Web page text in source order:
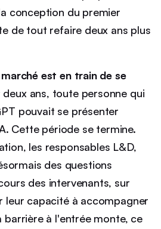
conception du premier
de tout refaire deux ans plus
marché est en train de se
deux ans, toute personne qui
pouvait se présenter
Cette période se termine.
les responsables L&D,
des questions
des intervenants, sur
leur capacité à accompagner
barrière à l'entrée monte, ce